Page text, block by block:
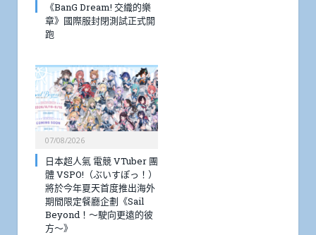
《BanG Dream! 交織的樂
章》國際服封閉測試正式開
跑
07/08/2026
日本超人氣 電競 VTuber 團
體 VSPO!（ぶいすぽっ！）
將於今年夏天首度推出海外
期間限定餐廳企劃《Sail
Beyond！～駛向更遠的彼
方～》